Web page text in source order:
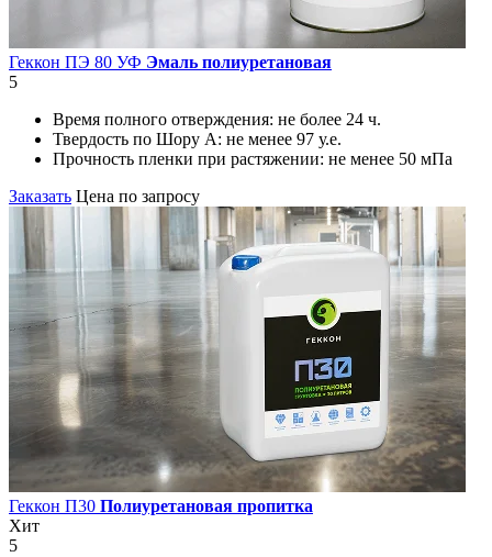
Геккон ПЭ 80 УФ Эмаль полиуретановая
5
Время полного отверждения: не более 24 ч.
Твердость по Шору А: не менее 97 у.е.
Прочность пленки при растяжении: не менее 50 мПа
Заказать Цена по запросу
Геккон П30 Полиуретановая пропитка
Хит
5